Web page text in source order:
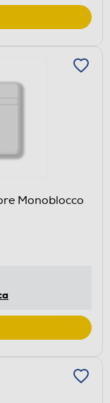
Monoblocco